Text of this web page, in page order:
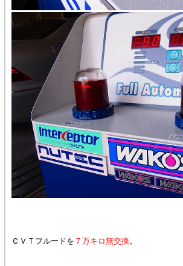
ＣＶＴフルードを ７万キロ無交換。